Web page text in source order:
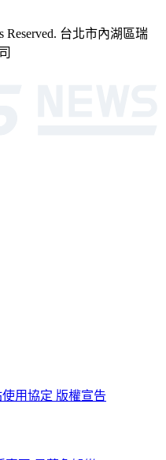
Reserved. 台北市內湖區瑞
用協定 版權宣告